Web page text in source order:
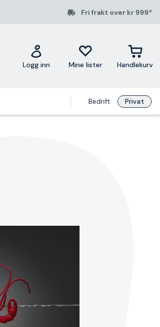
Fri frakt over kr 999*
Logg inn Mine lister Handlekurv
Bedrift Privat